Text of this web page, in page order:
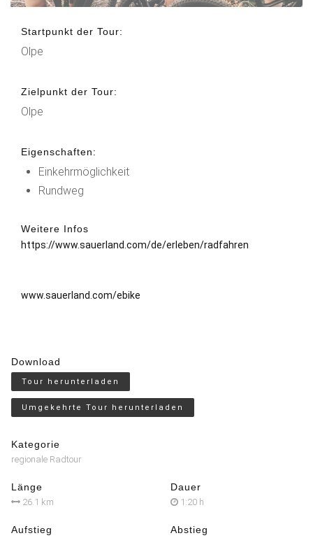
Startpunkt der Tour:
Olpe
Zielpunkt der Tour:
Olpe
Eigenschaften:
Einkehrmöglichkeit
Rundweg
Weitere Infos
https://www.sauerland.com/de/erleben/radfahren
www.sauerland.com/ebike
Download
Tour herunterladen
Umgekehrte Tour herunterladen
Kategorie
regionale Radtour
Länge
26.1 km
Dauer
1:20 h
Aufstieg Abstieg